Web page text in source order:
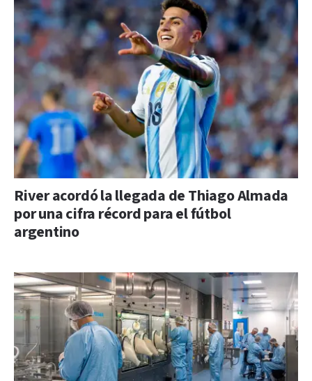
River acordó la llegada de Thiago Almada
por una cifra récord para el fútbol
argentino